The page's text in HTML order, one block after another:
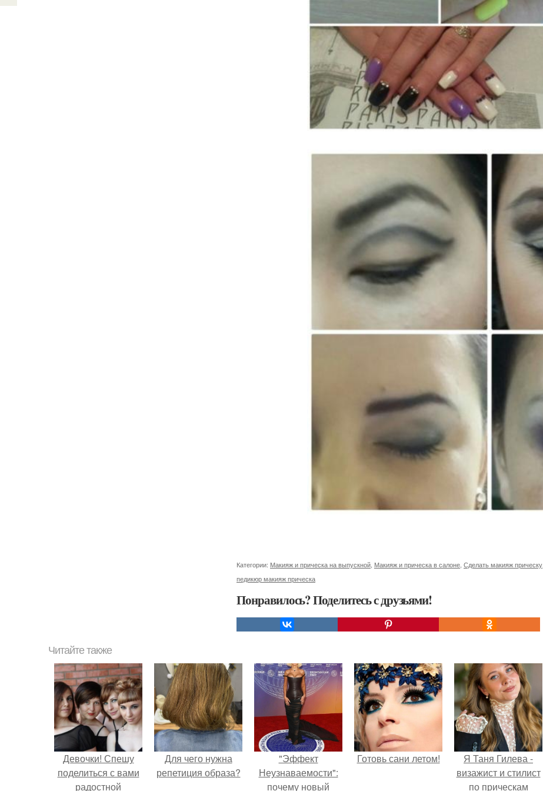
Категории: Макияж и прическа на выпускной Макияж и прическа в салоне Сделать макияж прическу
педикюр макияж прическа
Понравилось? Поделитесь с друзьями!
Читайте также
Девочки! Спешу
поделиться с вами
радостной
Для чего нужна
репетиция образа?
"Эффект
Неузнаваемости":
почему новый
Готовь сани летом!
Я Таня Гилева -
визажист и стилист
по прическам